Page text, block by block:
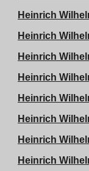
Heinrich
Heinrich
Heinrich
Heinrich
Heinrich
Heinrich
Heinrich
Heinrich